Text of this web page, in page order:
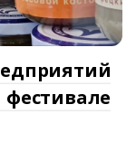
фестивале